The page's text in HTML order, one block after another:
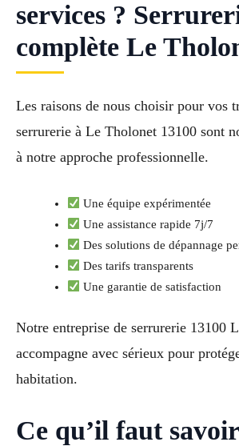
services ?
complète Le
Les raisons de nous choisir pour vos
serrurerie à Le Tholonet 13100 sont
à notre approche professionnelle.
Une équipe expérimentée
Une assistance rapide 7j/7
Des solutions de dépannage
Des tarifs transparents
Une garantie de satisfaction
Notre entreprise de serrurerie 13100
accompagne avec sérieux pour
habitation.
Ce qu’il faut